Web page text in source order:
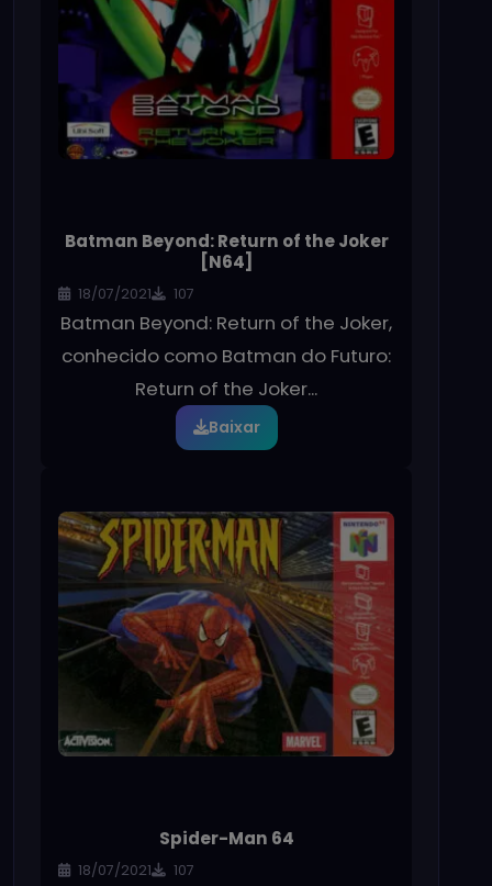
Batman Beyond: Return of the Joker
[N64]
18/07/2021 107
Batman Beyond: Return of the Joker,
conhecido como Batman do Futuro:
Return of the Joker...
Baixar
Spider-Man 64
18/07/2021 107